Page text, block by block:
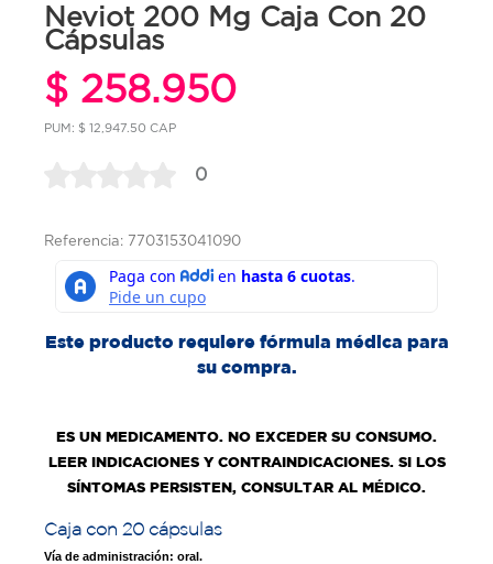
Neviot 200 Mg Caja Con 20
Cápsulas
$ 258.950
PUM: $ 12,947.50 CAP
0
Referencia: 7703153041090
Este producto requiere fórmula médica para
su compra.
ES UN MEDICAMENTO. NO EXCEDER SU CONSUMO.
LEER INDICACIONES Y CONTRAINDICACIONES. SI LOS
SÍNTOMAS PERSISTEN, CONSULTAR AL MÉDICO.
Caja con 20 cápsulas
Vía de administración: oral.